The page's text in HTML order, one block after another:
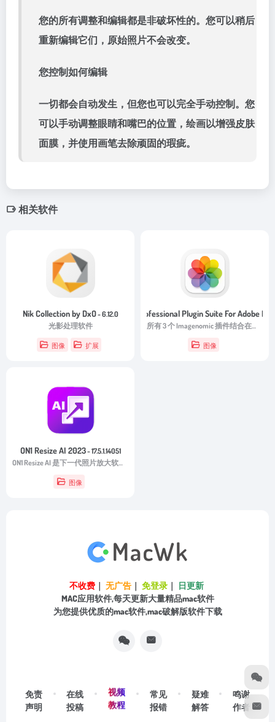
您的所有调整和编辑都是非破坏性的。您可以稍后
重新编辑它们，原始照片不会改变。
您控制如何编辑
一切都会自动发生，但您也可以完全手动控制。您
可以手动调整眼睛和嘴巴的位置，绘画以增强皮肤
面膜，并使用画笔去除顽固的瑕疵。
相关软件
Nik Collection by DxO- 6.12.0
光影处理软件
图像 扩展
Imagenomic Professional Plugin Suite For Adobe
所有 3 个 Imagenomic 插件结合在一起可以加快您的创作过程并充分利用您的照片。
图像
ON1 Resize AI 2023- 17.5.1.14051
ON1 Resize AI 是下一代照片放大软件，为摄影师提供高品质的照片增强效果。
图像
不收费 ｜ 无广告 ｜ 免登录 ｜
日更新
MAC应用软件,每天更新大量精品mac软件
为您提供优质的mac软件,mac破解版软件下载
免责
声明
在线
投稿
视频
教程
常见
报错
疑难
解答
鸣谢
作者